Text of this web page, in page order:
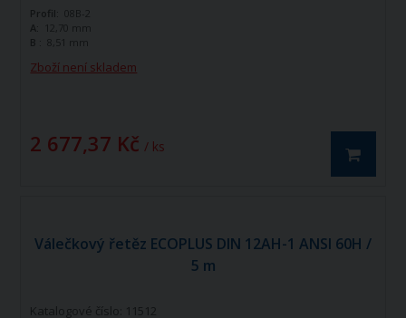
Zboží není skladem
2 677,37 Kč / ks
Tato značka vznikla jako ekonomická
řada k doplnění standardní řady tohoto
výrobce. Jedná se o kvalitní řetězy
vyráběné dle norem ISO 606 - DIN 8187.
Profil:
08B-2
A:
12,70 mm
B :
8,51 mm
Válečkový řetěz ECOPLUS DIN 12AH-1 ANSI 60H /
5 m
Katalogové číslo: 11512